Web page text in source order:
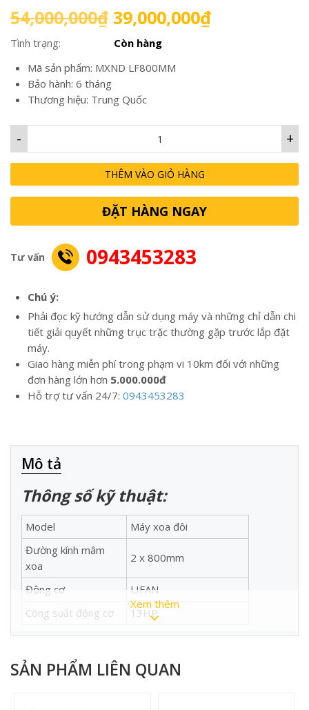
54,000,000₫ Giá
gốc
là:
54,000,000₫.
39,000,000₫Giá
Tình trạng:
Còn hàng
Mã sản phẩm: MXND LF800MM
Bảo hành: 6 tháng
Thương hiệu: Trung Quốc
+
-
THÊM VÀO GIỎ HÀNG
ĐẶT HÀNG NGAY
Tư vấn 0943453283
Chú ý:
Phải đọc kỹ hướng dẫn sử dụng máy và những chỉ dẫn chi
tiết giải quyết những trục trặc thường gặp trước lắp đặt
máy.
Giao hàng miễn phí trong phạm vi 10km đối với những
đơn hàng lớn hơn 5.000.000đ
Hỗ trợ tư vấn 24/7: 0943453283
Mô tả
Thông số kỹ thuật:
Model
Máy xoa đôi
Đường kính mâm
xoa
2 x 800mm
Động cơ
LIFAN
Công suất động cơ
13HP
Dung tích bình nhiên
Dung tích dầu bôi
Xem thêm
SẢN PHẨM LIÊN QUAN